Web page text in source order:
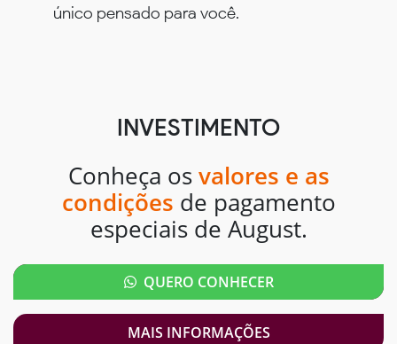
único pensado para você.
INVESTIMENTO
Conheça os valores e as
condições de pagamento
especiais de August.
QUERO CONHECER
MAIS INFORMAÇÕES